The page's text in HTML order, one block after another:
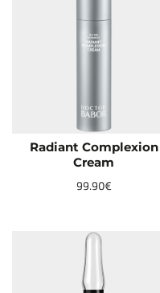
NEW
Radiant Complexion
Cream
99.90€